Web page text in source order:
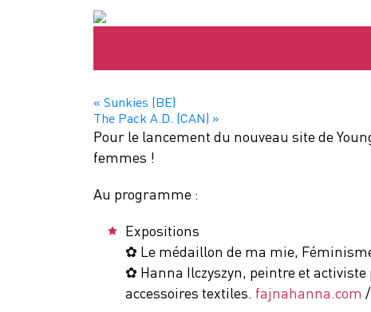
« Sunkies (BE)
The Pack A.D. (CAN) »
Pour le lancement du nouveau site de
femmes !
Au programme :
Expositions
✿ Le médaillon de ma mie,
✿ Hanna Ilczyszyn, peintre et
accessoires textiles. fajnahanna.com /